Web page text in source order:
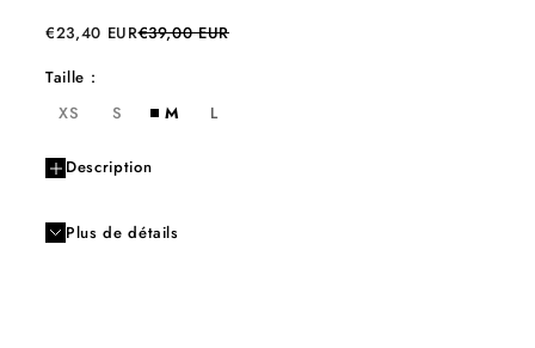
Prix de vente
€23,40 EURPrix normal
€39,00 EUR
Taille :
XS
S M L
Description
Plus de détails